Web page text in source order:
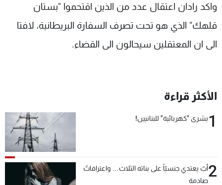
واكد رادان اعتقال عدد من الذین اقتحموا "بستان
قلهك" الذي هو تحت تصرف السفارة البریطانیة، لافتا
الی ان المعتقلین سیحالون الی القضاء.
الأكثر قراءة
1بشرى "كهربائية" للبنانيين!
2أبٌ يعتدي جنسيّاً على بناته الثلاث… واعترافاتٌ
صادمة
الإنـتـاج
تواصل معنا
سياسة الخصوصية